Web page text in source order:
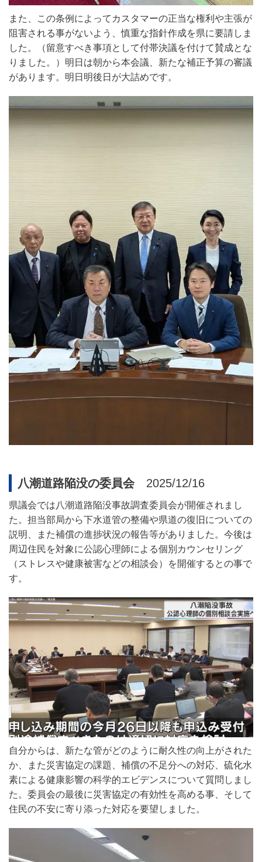
また、この条例によってカスタマーの正当な権利や主張が
阻害される事がないよう、慎重な指針作成を県に要請しま
した。（留意すべき事項として付帯決議を付けて賛成とな
りました。）明日は朝から本会議、新たな補正予算の審議
があります。明日明後日が大詰めです。
八潮道路陥没の委員会2025/12/16
県議会では八潮道路陥没事故調査委員会が開催されまし
た。担当部局から下水道管の整備や県道の復旧についての
説明、また補償の進捗状況の報告等がありました。今後は
周辺住民を対象に公認心理師による個別カウンセリング
（ストレスや健康被害などの相談会）を開催するとの事で
す。
自分からは、新たな管がどのように耐久性の向上がされた
か、また災害協定の課題、補償の不足分への対応、硫化水
素による健康影響の科学的エビデンスについて質問しまし
た。委員会の最後に災害協定の有効性を高める事、そして
住民の不安に寄り添った対応を要望しました。